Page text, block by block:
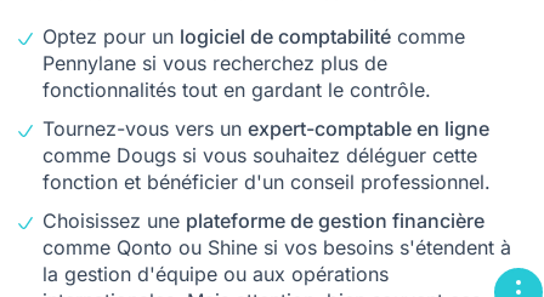
comme Dougs si vous souhaitez déléguer cette
fonction et bénéficier d'un conseil professionnel.
comme Qonto ou Shine si vos besoins s'étendent à
la gestion d'équipe ou aux opérations
internationales. Mais attention, bien souvent ces
solution ne permettent de faire que de la pré-
comptabilité, et ne sont pas aussi avancées que des
solutions comme Pennylane ou Dougs.